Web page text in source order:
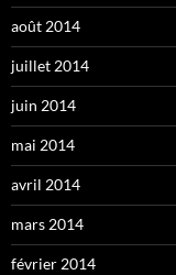
août 2014
juillet 2014
juin 2014
mai 2014
avril 2014
mars 2014
février 2014